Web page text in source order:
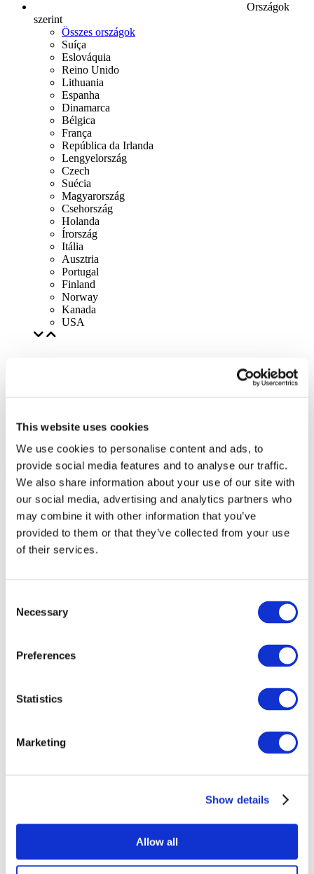
This website uses cookies
We use cookies to personalise content and ads, to
provide social media features and to analyse our traffic.
We also share information about your use of our site with
our social media, advertising and analytics partners who
may combine it with other information that you’ve
provided to them or that they’ve collected from your use
of their services.
Selection
Necessary
Preferences
Statistics
Marketing
Show details
Allow all
Országok
szerint
Összes országok
Suíça
Eslováquia
Reino Unido
Lithuania
Espanha
Dinamarca
Bélgica
França
República da Irlanda
Lengyelország
Czech
Suécia
Magyarország
Csehország
Holanda
Írország
Itália
Ausztria
Portugal
Finland
Norway
Kanada
USA
Összes
Concertos
Alkalmaz